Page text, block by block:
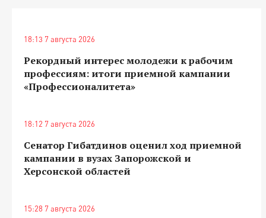
18:13 7 августа 2026
Рекордный интерес молодежи к рабочим
профессиям: итоги приемной кампании
«Профессионалитета»
18:12 7 августа 2026
Сенатор Гибатдинов оценил ход приемной
кампании в вузах Запорожской и
Херсонской областей
15:28 7 августа 2026